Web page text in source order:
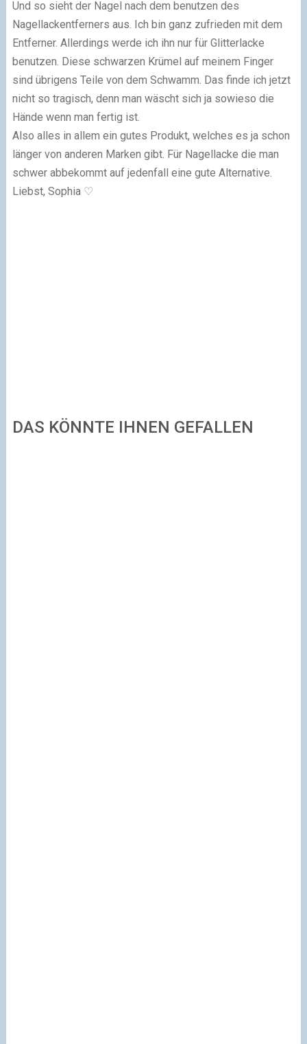
Und so sieht der Nagel nach dem benutzen des
Nagellackentferners aus. Ich bin ganz zufrieden mit dem
Entferner. Allerdings werde ich ihn nur für Glitterlacke
benutzen. Diese schwarzen Krümel auf meinem Finger
sind übrigens Teile von dem Schwamm. Das finde ich jetzt
nicht so tragisch, denn man wäscht sich ja sowieso die
Hände wenn man fertig ist.
Also alles in allem ein gutes Produkt, welches es ja schon
länger von anderen Marken gibt. Für Nagellacke die man
schwer abbekommt auf jedenfall eine gute Alternative.
Liebst, Sophia ♡
DAS KÖNNTE IHNEN GEFALLEN